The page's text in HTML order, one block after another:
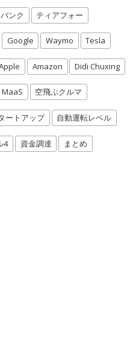
ンク ティアフォー
Google Waymo Tesla
Amazon Didi Chuxing
MaaS 空飛ぶクルマ
ートアップ 自動運転レベル
4 資金調達 まとめ